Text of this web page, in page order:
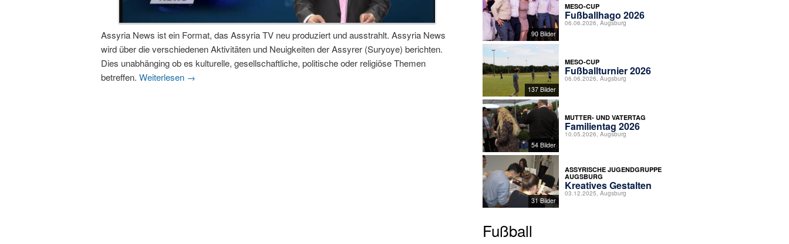
Assyria News ist ein Format, das Assyria TV neu produziert und ausstrahlt. Assyria News
wird über die verschiedenen Aktivitäten und Neuigkeiten der Assyrer (Suryoye) berichten.
Dies unabhänging ob es kulturelle, gesellschaftliche, politische oder religiöse Themen
betreffen. Weiterlesen →
90 Bilder
MESO-CUP
Fußballhago 2026
06.06.2026, Augsburg
137 Bilder
MESO-CUP
Fußballturnier 2026
06.06.2026, Augsburg
54 Bilder
MUTTER- UND VATERTAG
Familientag 2026
10.05.2026, Augsburg
31 Bilder
ASSYRISCHE JUGENDGRUPPE
AUGSBURG
Kreatives Gestalten
03.12.2025, Augsburg
Fußball